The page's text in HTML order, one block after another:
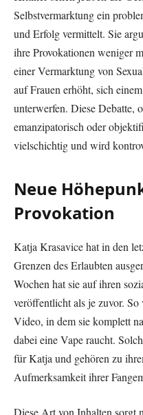
Selbstvermarktung ein
und Erfolg vermittelt. Sie
ihre Provokationen weniger
einer Vermarktung von
auf Frauen erhöht, sich
unterwerfen. Diese Debatte,
emanzipatorisch oder
vielschichtig und wird
Neue
Provokation
Katja Krasavice hat in den
Grenzen des Erlaubten
Wochen hat sie auf ihren
veröffentlicht als je zuvor.
Video, in dem sie komplett
dabei eine Vape raucht.
für Katja und gehören zu
Aufmerksamkeit ihrer
Diese Art von Inhalten sorgt